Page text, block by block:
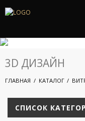
3D ДИЗАЙН
ГЛАВНАЯ КАТАЛОГ
СПИСОК